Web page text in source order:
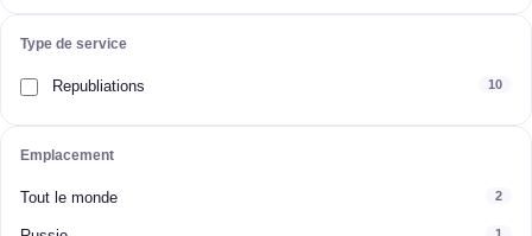
Type de service
Republiations 10
Emplacement
Tout le monde 2